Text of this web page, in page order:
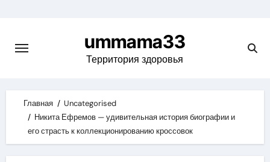
content
ummama33
Территория здоровья
Главная
Uncategorised
Никита Ефремов — удивительная история биографии и
его страсть к коллекционированию кроссовок